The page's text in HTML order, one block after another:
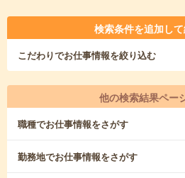
検索条件を追加し
こだわりでお仕事情報を絞り込む
他の検索結果ペー
職種でお仕事情報をさがす
勤務地でお仕事情報をさがす